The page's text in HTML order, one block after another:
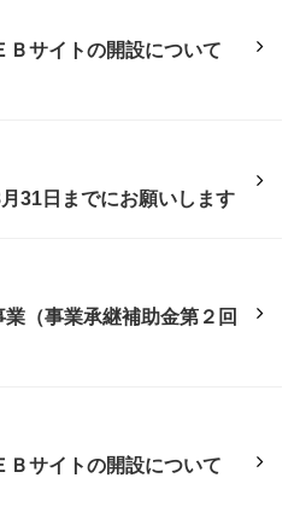
Ｂサイトの開設について
31日までにお願いします
（事業承継補助金第２回
Ｂサイトの開設について